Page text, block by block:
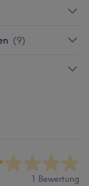
(9)
1 Bewertung